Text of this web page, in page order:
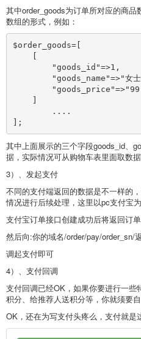
其中order_goods为订单所对应的商
数组的形式，例如：
$order_goods=[
];
其中上面展示的三个字段goods_id、
据，实际情况可从购物车表里面取数据
3）、发起支付
不同的支付端返回的数据是不一样的
情况进行后续处理，这里以pc支付宝为
支付宝订单接口创建成功后将返回订
然后向:你的域名/order/pay/order_sn/
调起支付即可
4）、支付回调
支付回调已经OK，如果你要进行一
积分、给推荐人送积分等，你就须要
OK，还在为写支付头疼么，支付就是